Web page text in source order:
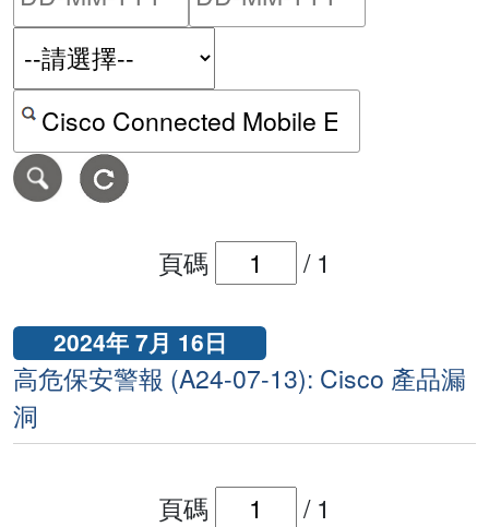
按關鍵字或 CVE ID 搜尋保安警報
頁碼 / 1
2024年 7月 16日
高危保安警報 (A24-07-13): Cisco 產品漏
洞
頁碼 / 1